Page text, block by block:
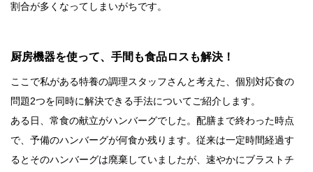
割合が多くなってしまいがちです。
厨房機器を使って、手間も食品ロスも解決！
ここで私がある特養の調理スタッフさんと考えた、個別対応食の
問題2つを同時に解決できる手法についてご紹介します。
ある日、常食の献立がハンバーグでした。配膳まで終わった時点
で、予備のハンバーグが何食か残ります。従来は一定時間経過す
るとそのハンバーグは廃棄していましたが、速やかにブラストチ